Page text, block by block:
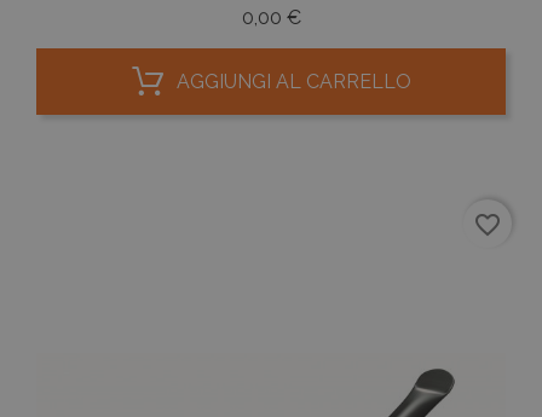
0,00 €Prezzo
AGGIUNGI AL CARRELLO
favorite_border